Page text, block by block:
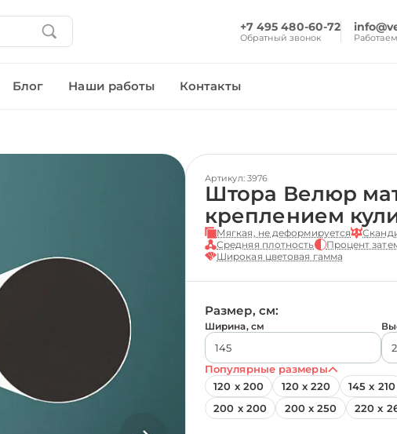
+7 495 480-60-72
Обратный звонок
Блог Наши работы Контакты
Артикул: 3976
Штора Велюр
креплением
Мягкая, не деформируется
Средняя плотность
Процент
Широкая цветовая гамма
Размер, см:
Ширина, см
Популярные размеры
120 х 200
120 х 220 145 х 210
200 х 200
200 х 250 220 х